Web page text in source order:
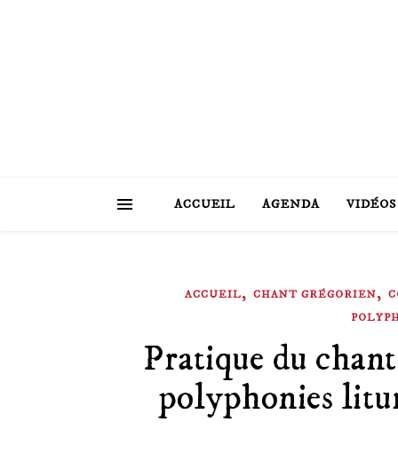
ACCUEIL AGENDA VIDÉOS
ACCUEIL, CHANT GRÉGORIEN,
Pratique du
polyphonies